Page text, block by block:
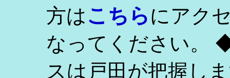
方はこちらにアク
なってください。
スは戸田が把握し